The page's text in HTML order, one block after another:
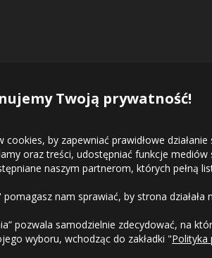
Twoją prywatność!
cookies, by zapewniać prawidłowe
oraz treści, udostępniać funkcje
naszym partnerom, których pełną
nam sprawiać, by strona działała
pozwala samodzielnie zdecydować, na
wyboru, wchodząc do zakładki "Polityka